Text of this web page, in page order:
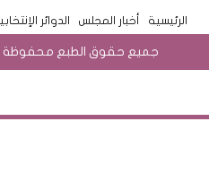
الرئيسية أخبار المجلس الدوائر
جميع حقوق الطبع محفوظة